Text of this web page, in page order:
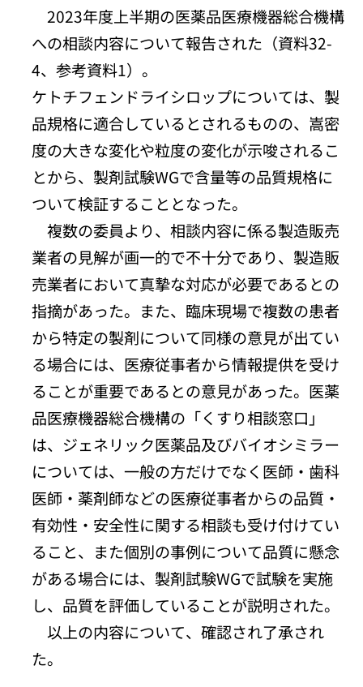
2023年度上半期の医薬品医療機器総合機構
への相談内容について報告された（資料32-
4、参考資料1）。
ケトチフェンドライシロップについては、製
品規格に適合しているとされるものの、嵩密
度の大きな変化や粒度の変化が示唆されるこ
とから、製剤試験WGで含量等の品質規格に
ついて検証することとなった。
複数の委員より、相談内容に係る製造販売
業者の見解が画一的で不十分であり、製造販
売業者において真摯な対応が必要であるとの
指摘があった。また、臨床現場で複数の患者
から特定の製剤について同様の意見が出てい
る場合には、医療従事者から情報提供を受け
ることが重要であるとの意見があった。医薬
品医療機器総合機構の「くすり相談窓口」
は、ジェネリック医薬品及びバイオシミラー
については、一般の方だけでなく医師・歯科
医師・薬剤師などの医療従事者からの品質・
有効性・安全性に関する相談も受け付けてい
ること、また個別の事例について品質に懸念
がある場合には、製剤試験WGで試験を実施
し、品質を評価していることが説明された。
以上の内容について、確認され了承され
た。